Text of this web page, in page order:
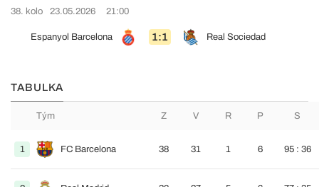
38. kolo 23.05.2026 21:00
Espanyol Barcelona 1:1 Real Sociedad
TABULKA
Tým Z V R P S
1 FC Barcelona 38 31 1 6 95 : 36